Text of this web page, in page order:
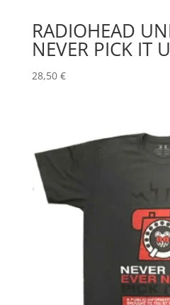
RADIOHEAD
NEVER PICK IT
28,50 €